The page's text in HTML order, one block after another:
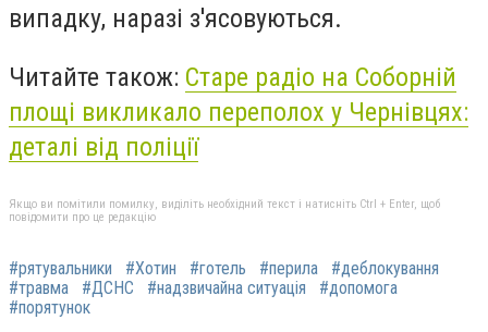
випадку, наразі з'ясовуються.
Читайте також: Старе радіо на Соборній
площі викликало переполох у Чернівцях:
деталі від поліції
Якщо ви помітили помилку, виділіть необхідний текст і натисніть Ctrl + Enter, щоб
повідомити про це редакцію
#рятувальники #Хотин #готель #перила
#деблокування
#травма
#ДСНС #надзвичайна ситуація
#допомога
#порятунок